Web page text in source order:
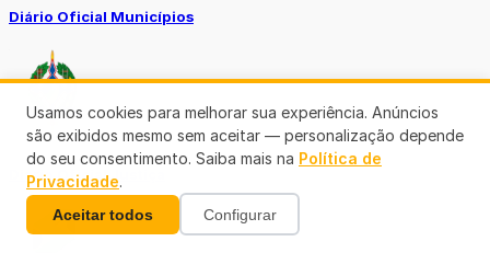
Diário Oficial Municípios
Diario Oficial Justiça
Usamos cookies para melhorar sua experiência. Anúncios
são exibidos mesmo sem aceitar — personalização depende
do seu consentimento. Saiba mais na Política de
Privacidade.
Aceitar todos Configurar